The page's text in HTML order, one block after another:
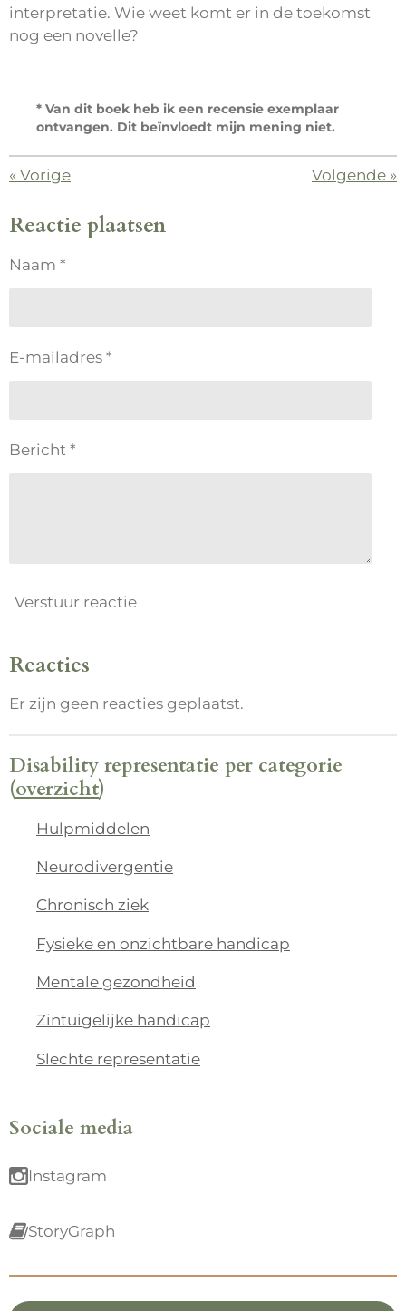
interpretatie. Wie weet komt er in de toekomst
nog een novelle?
* Van dit boek heb ik een recensie exemplaar
ontvangen. Dit beïnvloedt mijn mening niet.
« Vorige Volgende »
Reactie plaatsen
Naam *
E-mailadres *
Bericht *
Verstuur reactie
Reacties
Er zijn geen reacties geplaatst.
Disability representatie per categorie
(overzicht)
Hulpmiddelen
Neurodivergentie
Chronisch ziek
Fysieke en onzichtbare handicap
Mentale gezondheid
Zintuigelijke handicap
Slechte representatie
Sociale media
Instagram
StoryGraph